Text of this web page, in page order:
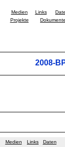
Medien Links
Projekte
Dokumente
2008-
Medien Links
Daten